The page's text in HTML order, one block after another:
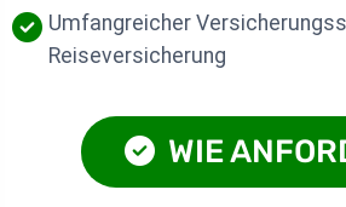
Umfangreicher
Reiseversicherung
WIE